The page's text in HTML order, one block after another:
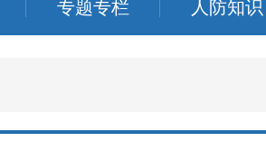
专题专栏 人防知识